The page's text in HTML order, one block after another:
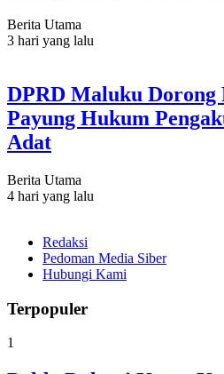
Berita Utama
3 hari yang lalu
DPRD Maluku Dorong
Payung Hukum
Adat
Berita Utama
4 hari yang lalu
Redaksi
Pedoman Media Siber
Hubungi Kami
Terpopuler
1